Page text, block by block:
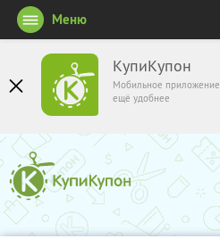
КупиКупон
Мобильное приложение
ещё удобнее
Меню